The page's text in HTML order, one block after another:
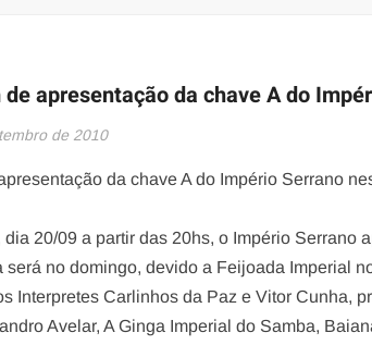
apresentação da chave A do
de 2010
da chave A do Império Serrano
20/09 a partir das 20hs, o Império Serrano
será no domingo, devido a Feijoada Imperial
Interpretes Carlinhos da Paz e Vitor Cunha,
Avelar, A Ginga Imperial do Samba,